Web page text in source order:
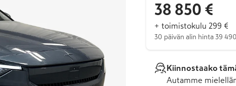
38 850 €
+ toimistokulu 299 €
30 päivän alin hinta 39
Kiinnostaako
Autamme